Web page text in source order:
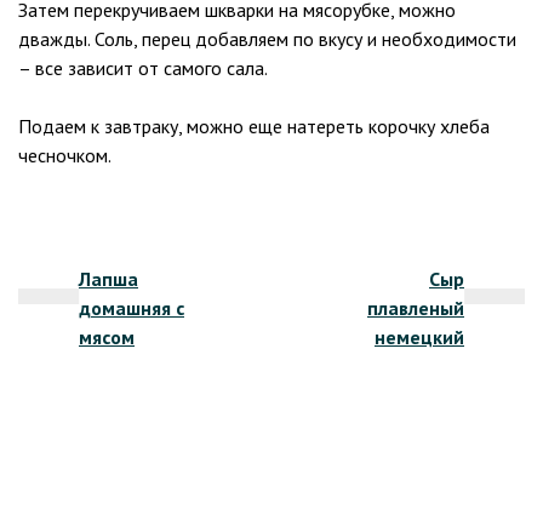
Затем перекручиваем шкварки на мясорубке, можно
дважды. Соль, перец добавляем по вкусу и необходимости
– все зависит от самого сала.
Подаем к завтраку, можно еще натереть корочку хлеба
чесночком.
записям
Лапша
домашняя с
мясом
Сыр
плавленый
немецкий